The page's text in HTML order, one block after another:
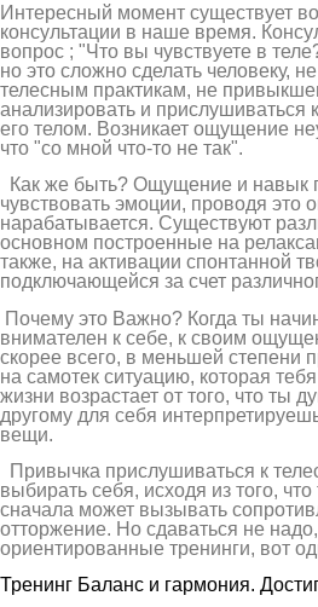
Интересный момент существует
консультации в наше время.
вопрос ; "Что вы чувствуете в
но это сложно сделать человеку,
телесным практикам, не
анализировать и прислушиваться
его телом. Возникает ощущение
что "со мной что-то не так".
Как же быть? Ощущение и навык
чувствовать эмоции, проводя это
нарабатывается. Существуют
основном построенные на
также, на активации спонтанной
подключающейся за счет
Почему это Важно? Когда ты
внимателен к себе, к своим
скорее всего, в меньшей степени
на самотек ситуацию, которая
жизни возрастает от того, что ты
другому для себя
вещи.
Привычка прислушиваться к
выбирать себя, исходя из того,
сначала может вызывать
отторжение. Но сдаваться не
ориентированные тренинги, вот
Тренинг Баланс и гармония.